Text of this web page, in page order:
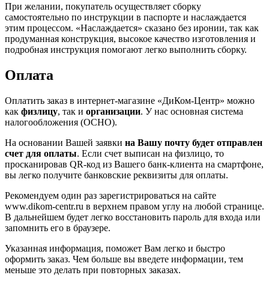
При желании, покупатель осуществляет сборку
самостоятельно по инструкции в паспорте и наслаждается
этим процессом. «Наслаждается» сказано без иронии, так как
продуманная конструкция, высокое качество изготовления и
подробная инструкция помогают легко выполнить сборку.
Оплата
Оплатить заказ в интернет-магазине «ДиКом-Центр» можно
как физлицу, так и организации. У нас основная система
налогообложения (ОСНО).
На основании Вашей заявки на Вашу почту будет отправлен
счет для оплаты. Если счет выписан на физлицо, то
просканировав QR-код из Вашего банк-клиента на смартфоне,
вы легко получите банковские реквизиты для оплаты.
Рекомендуем один раз зарегистрироваться на сайте
www.dikom-centr.ru в верхнем правом углу на любой странице.
В дальнейшем будет легко восстановить пароль для входа или
запомнить его в браузере.
Указанная информация, поможет Вам легко и быстро
оформить заказ. Чем больше вы введете информации, тем
меньше это делать при повторных заказах.